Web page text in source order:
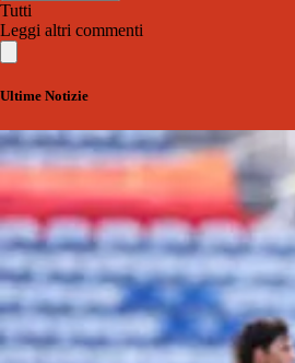
Tutti
Leggi altri commenti
Ultime Notizie